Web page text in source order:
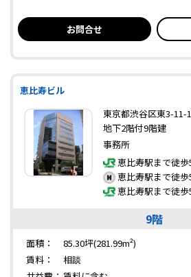
お問合せ
恵比寿ビル
東京都渋谷区東3-11-
地下2階付9階建
事務所
恵比寿駅まで徒
恵比寿駅まで徒
恵比寿駅まで徒
9階
面積：
85.30坪(281.99m²)
賃料：
相談